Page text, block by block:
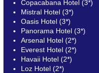
Copacabana Hotel (3*)
Mistral Hotel (3*)
Oasis Hotel (3*)
Panorama Hotel (3*)
Arsenal Hotel (2*)
Everest Hotel (2*)
Havaii Hotel (2*)
Loz Hotel (2*)